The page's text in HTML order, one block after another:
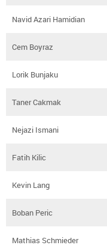
Navid Azari Hamidian
Cem Boyraz
Lorik Bunjaku
Taner Cakmak
Nejazi Ismani
Fatih Kilic
Kevin Lang
Boban Peric
Mathias Schmieder